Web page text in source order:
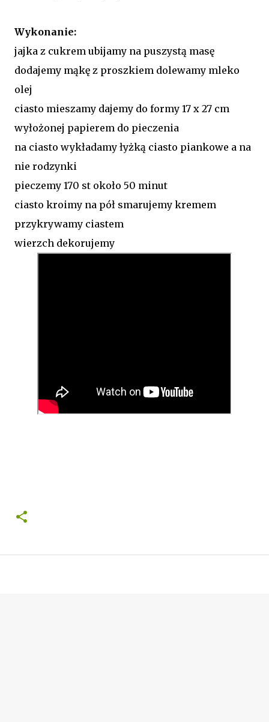
Wykonanie:
jajka z cukrem ubijamy na puszystą masę
dodajemy mąkę z proszkiem dolewamy mleko
olej
ciasto mieszamy dajemy do formy 17 x 27 cm
wyłożonej papierem do pieczenia
na ciasto wykładamy łyżką ciasto piankowe a na
nie rodzynki
pieczemy 170 st około 50 minut
ciasto kroimy na pół smarujemy kremem
przykrywamy ciastem
wierzch dekorujemy